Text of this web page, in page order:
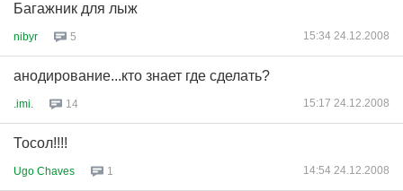
Багажник для лыж
nibyr 5 15:34 24.12.2008
анодирование...кто знает где сделать?
.imi. 14 15:17 24.12.2008
Тосол!!!!
Ugo Chaves 1 14:54 24.12.2008